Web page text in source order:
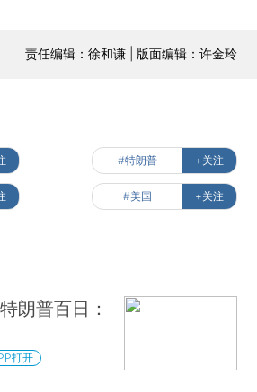
责任编辑：徐和谦 | 版面编辑：许金玲
#特朗普 +关注
#美国 +关注
朗普百日：
打开